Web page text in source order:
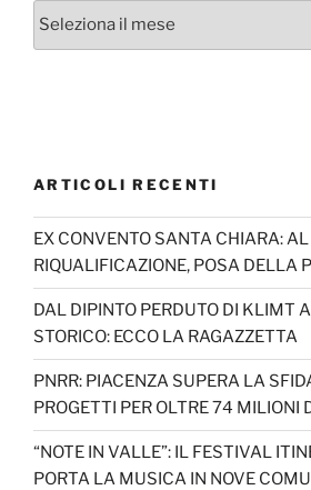
Archivi
ARTICOLI RECENTI
EX CONVENTO SANTA CHIARA:
RIQUALIFICAZIONE, POSA DELLA
DAL DIPINTO PERDUTO DI KLIMT
STORICO: ECCO LA RAGAZZETTA
PNRR: PIACENZA SUPERA LA
PROGETTI PER OLTRE 74 MILIONI
“NOTE IN VALLE”: IL FESTIVAL
PORTA LA MUSICA IN NOVE